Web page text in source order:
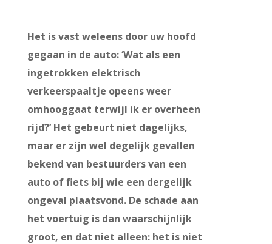
Het is vast weleens door uw hoofd
gegaan in de auto: ‘Wat als een
ingetrokken elektrisch
verkeerspaaltje opeens weer
omhooggaat terwijl ik er overheen
rijd?’ Het gebeurt niet dagelijks,
maar er zijn wel degelijk gevallen
bekend van bestuurders van een
auto of fiets bij wie een dergelijk
ongeval plaatsvond. De schade aan
het voertuig is dan waarschijnlijk
groot, en dat niet alleen: het is niet